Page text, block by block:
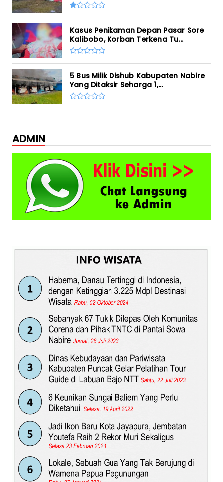
Kasus Penikaman Depan Pasar Sore
Kalibobo, Korban Terkena Tu...
5 Bus Milik Dishub Kabupaten Nabire
Yang Ditaksir Seharga 1,...
ADMIN